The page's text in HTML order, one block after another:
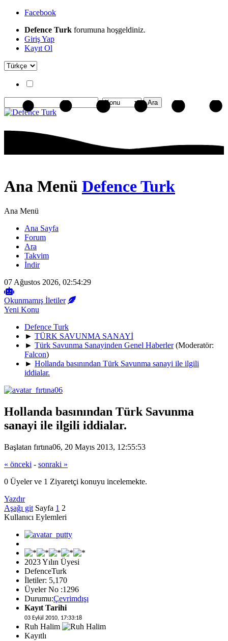
Facebook
Defence Turk forumuna hoşgeldiniz.
Giriş Yap
Kayıt Ol
Ana Menü Defence Turk
Ana Menü
Ana Sayfa
Forum
Ara
Takvim
İndir
07 Ağustos 2026, 02:54:29
Okunmamış İletiler
Yeni Konu
Defence Turk
► TÜRK SAVUNMA SANAYİ
► Türk Savunma Sanayinden Genel Haberler (Moderatör:
Falcon)
► Hollanda basınından Türk Savunma sanayi ile ilgili
iddialar.
Hollanda basınından Türk Savunma
sanayi ile ilgili iddialar.
Başlatan fırtına06, 20 Mayıs 2013, 12:55:53
« önceki - sonraki »
0 Üyeler ve 1 Ziyaretçi konuyu incelemekte.
Yazdır
Aşağı git Sayfa 1 2
Kullanıcı Eylemleri
2023 Yılın Üyesi
DefenceTurk
İletiler: 5,170
Üyeler No :1296
Durumu:Çevrimdışı
Kayıt Tarihi
03 Eylül 2010, 17:33:18
Ruh Halim
Kayıtlı